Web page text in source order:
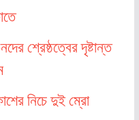
শ্রেষ্ঠত্বের দৃষ্টান্ত
নিচে দুই ম্রো